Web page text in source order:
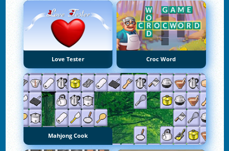
Love Tester Croc Word
Mahjong Cook